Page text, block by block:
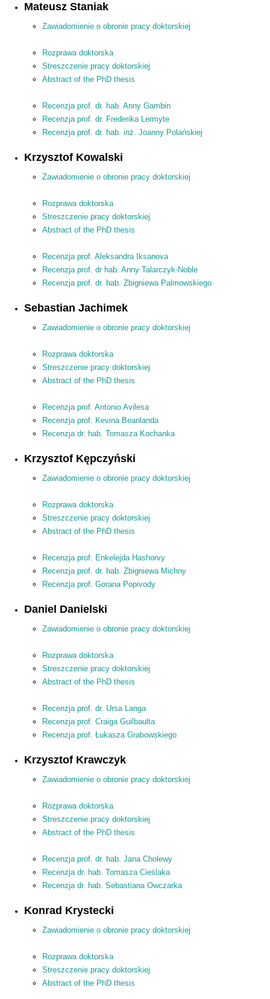
Mateusz Staniak
Zawiadomienie o obronie pracy doktorskiej
Rozprawa doktorska
Streszczenie pracy doktorskiej
Abstract of the PhD thesis
Recenzja prof. dr. hab. Anny Gambin
Recenzja prof. dr. Frederika Lermyte
Recenzja prof. dr. hab. inż. Joanny Polańskiej
Krzysztof Kowalski
Zawiadomienie o obronie pracy doktorskiej
Rozprawa doktorska
Streszczenie pracy doktorskiej
Abstract of the PhD thesis
Recenzja prof. Aleksandra Iksanova
Recenzja prof. dr hab. Anny Talarczyk-Noble
Recenzja prof. dr. hab. Zbigniewa Palmowskiego
Sebastian Jachimek
Zawiadomienie o obronie pracy doktorskiej
Rozprawa doktorska
Streszczenie pracy doktorskiej
Abstract of the PhD thesis
Recenzja prof. Antonio Avilesa
Recenzja prof. Kevina Beanlanda
Recenzja dr. hab. Tomasza Kochanka
Krzysztof Kępczyński
Zawiadomienie o obronie pracy doktorskiej
Rozprawa doktorska
Streszczenie pracy doktorskiej
Abstract of the PhD thesis
Recenzja prof. Enkelejda Hashorvy
Recenzja prof. dr. hab. Zbigniewa Michny
Recenzja prof. Gorana Popivody
Daniel Danielski
Zawiadomienie o obronie pracy doktorskiej
Rozprawa doktorska
Streszczenie pracy doktorskiej
Abstract of the PhD thesis
Recenzja prof. dr. Ursa Langa
Recenzja prof. Craiga Guilbaulta
Recenzja prof. Łukasza Grabowskiego
Krzysztof Krawczyk
Zawiadomienie o obronie pracy doktorskiej
Rozprawa doktorska
Streszczenie pracy doktorskiej
Abstract of the PhD thesis
Recenzja prof. dr. hab. Jana Cholewy
Recenzja dr. hab. Tomasza Cieślaka
Recenzja dr. hab. Sebastiana Owczarka
Konrad Krystecki
Zawiadomienie o obronie pracy doktorskiej
Rozprawa doktorska
Streszczenie pracy doktorskiej
Abstract of the PhD thesis